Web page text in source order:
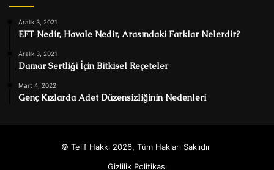
Aralık 3, 2021
EFT Nedir, Havale Nedir, Arasındaki Farklar Nelerdir?
Aralık 3, 2021
Damar Sertliği İçin Bitkisel Reçeteler
Mart 4, 2022
Genç Kızlarda Adet Düzensizliğinin Nedenleri
© Telif Hakkı 2026, Tüm Hakları Saklıdır
Gizlilik Politikası